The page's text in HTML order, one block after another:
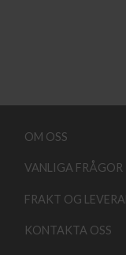
OM OSS
VANLIGA FRÅGOR
FRAKT OG
KONTAKTA OSS